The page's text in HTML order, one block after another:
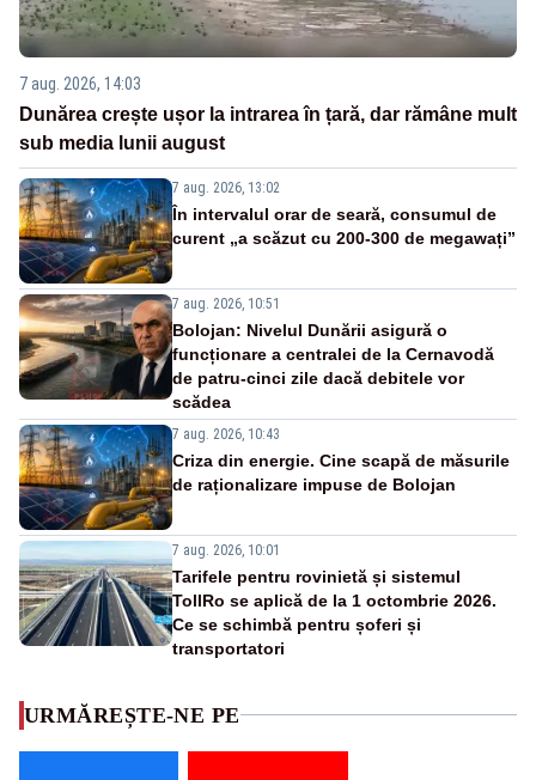
7 aug. 2026, 14:03
Dunărea crește ușor la intrarea în țară, dar rămâne mult
sub media lunii august
7 aug. 2026, 13:02
În intervalul orar de seară, consumul de
curent „a scăzut cu 200-300 de megawați”
7 aug. 2026, 10:51
Bolojan: Nivelul Dunării asigură o
funcționare a centralei de la Cernavodă
de patru-cinci zile dacă debitele vor
scădea
7 aug. 2026, 10:43
Criza din energie. Cine scapă de măsurile
de raționalizare impuse de Bolojan
7 aug. 2026, 10:01
Tarifele pentru rovinietă și sistemul
TollRo se aplică de la 1 octombrie 2026.
Ce se schimbă pentru șoferi și
transportatori
URMĂREȘTE-NE PE